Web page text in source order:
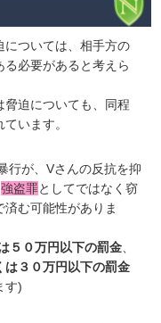
については、相手方の
必要があると考えら
脅迫についても、同程
います。
行が、Vさんの反抗を抑
強盗罪としてではなく窃
む可能性がありま
５０万円以下の罰金、
は３０万円以下の罰金
す)